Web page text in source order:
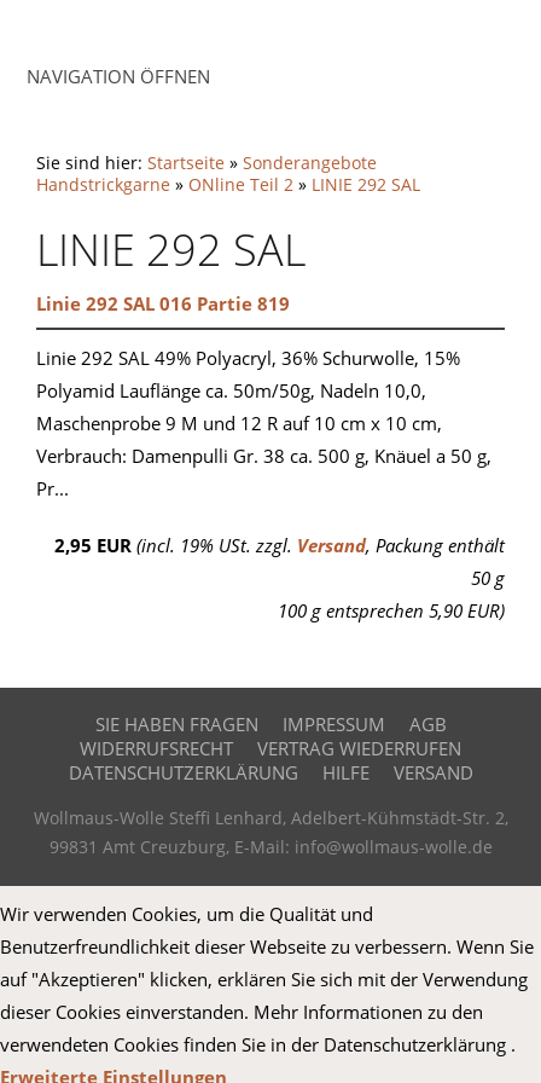
NAVIGATION ÖFFNEN
Sie sind hier: Startseite » Sonderangebote
Handstrickgarne » ONline Teil 2 » LINIE 292 SAL
LINIE 292 SAL
Linie 292 SAL 016 Partie 819
Linie 292 SAL 49% Polyacryl, 36% Schurwolle, 15%
Polyamid Lauflänge ca. 50m/50g, Nadeln 10,0,
Maschenprobe 9 M und 12 R auf 10 cm x 10 cm,
Verbrauch: Damenpulli Gr. 38 ca. 500 g, Knäuel a 50 g,
Pr...
2,95 EUR (incl. 19% USt. zzgl. Versand, Packung enthält
50 g
100 g entsprechen 5,90 EUR)
SIE HABEN FRAGEN IMPRESSUM
AGB
WIDERRUFSRECHT
VERTRAG WIEDERRUFEN
DATENSCHUTZERKLÄRUNG
HILFE VERSAND
Wollmaus-Wolle Steffi Lenhard, Adelbert-Kühmstädt-Str. 2,
99831 Amt Creuzburg, E-Mail: info@wollmaus-wolle.de
Wir verwenden Cookies, um die Qualität und
Benutzerfreundlichkeit dieser Webseite zu verbessern. Wenn Sie
auf "Akzeptieren" klicken, erklären Sie sich mit der Verwendung
dieser Cookies einverstanden. Mehr Informationen zu den
verwendeten Cookies finden Sie in der Datenschutzerklärung .
Erweiterte Einstellungen